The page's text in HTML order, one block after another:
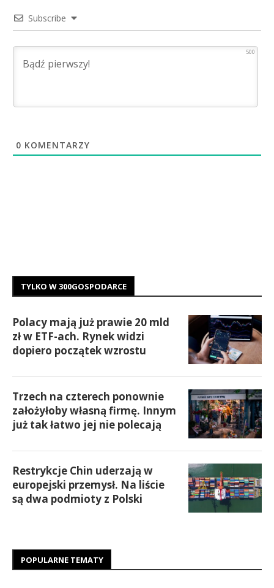
Subscribe
500
0 KOMENTARZY
TYLKO W 300GOSPODARCE
Polacy mają już prawie 20 mld
zł w ETF-ach. Rynek widzi
dopiero początek wzrostu
Trzech na czterech ponownie
założyłoby własną firmę. Innym
już tak łatwo jej nie polecają
Restrykcje Chin uderzają w
europejski przemysł. Na liście
są dwa podmioty z Polski
POPULARNE TEMATY